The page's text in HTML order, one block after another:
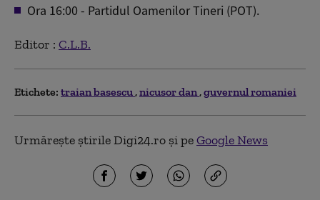
Ora 16:00 - Partidul Oamenilor Tineri (POT).
Editor : C.L.B.
Etichete: traian basescu nicusor dan guvernul romaniei
Urmărește știrile Digi24.ro și peGoogle News